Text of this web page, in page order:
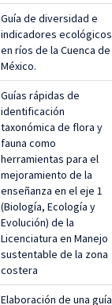
Guía de diversidad e
indicadores ecológicos
en ríos de la Cuenca de
México.
Guías rápidas de
identificación
taxonómica de flora y
fauna como
herramientas para el
mejoramiento de la
enseñanza en el eje 1
(Biología, Ecología y
Evolución) de la
Licenciatura en Manejo
sustentable de la zona
costera
Elaboración de una guía